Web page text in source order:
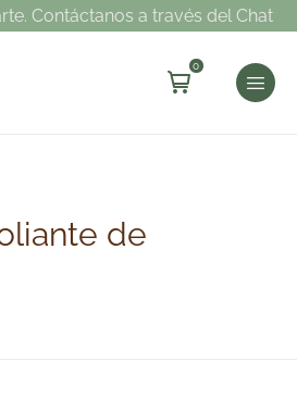
Contáctanos a través del Chat
0
de